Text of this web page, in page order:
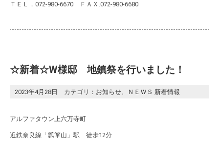
ＴＥＬ．072-980-6670 ＦＡＸ.072-980-6680
☆新着☆W様邸 地鎮祭を行いました！
2023年4月28日 カテゴリ： お知らせ、 ＮＥＷＳ 新着情報
アルファタウン上六万寺町
近鉄奈良線「瓢箪山」駅 徒歩12分